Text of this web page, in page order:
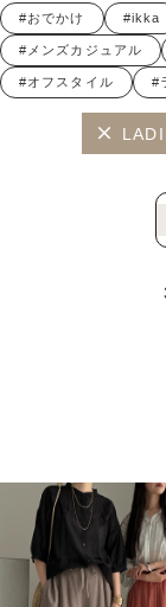
#おでかけ #ikka
#メンズカジュアル
#オフスタイル #